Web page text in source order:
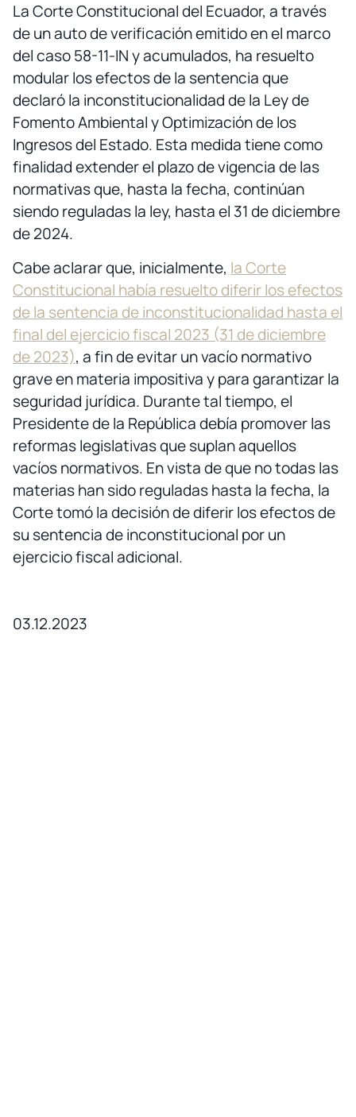
La Corte Constitucional del Ecuador, a través
de un auto de verificación emitido en el marco
del caso 58-11-IN y acumulados, ha resuelto
modular los efectos de la sentencia que
declaró la inconstitucionalidad de la Ley de
Fomento Ambiental y Optimización de los
Ingresos del Estado. Esta medida tiene como
finalidad extender el plazo de vigencia de las
normativas que, hasta la fecha, continúan
siendo reguladas la ley, hasta el 31 de diciembre
de 2024.
Cabe aclarar que, inicialmente, la Corte
Constitucional había resuelto diferir los efectos
de la sentencia de inconstitucionalidad hasta el
final del ejercicio fiscal 2023 (31 de diciembre
de 2023), a fin de evitar un vacío normativo
grave en materia impositiva y para garantizar la
seguridad jurídica. Durante tal tiempo, el
Presidente de la República debía promover las
reformas legislativas que suplan aquellos
vacíos normativos. En vista de que no todas las
materias han sido reguladas hasta la fecha, la
Corte tomó la decisión de diferir los efectos de
su sentencia de inconstitucional por un
ejercicio fiscal adicional.
03.12.2023